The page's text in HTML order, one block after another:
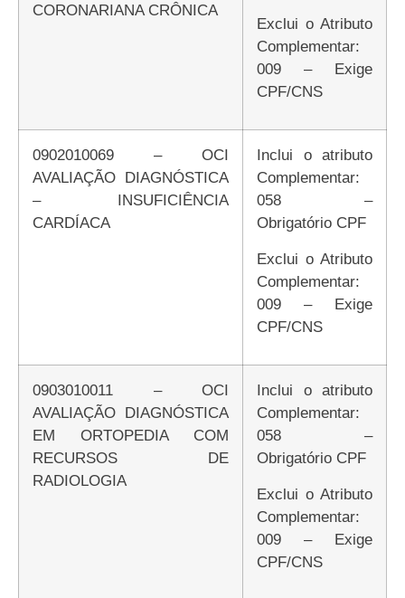
CORONARIANA CRÔNICA
Exclui o Atributo
Complementar:
009 – Exige
CPF/CNS
0902010069 – OCI
AVALIAÇÃO DIAGNÓSTICA
– INSUFICIÊNCIA
CARDÍACA
Inclui o atributo
Complementar:
058 –
Obrigatório CPF
Exclui o Atributo
Complementar:
009 – Exige
CPF/CNS
0903010011 – OCI
AVALIAÇÃO DIAGNÓSTICA
EM ORTOPEDIA COM
RECURSOS DE
RADIOLOGIA
Inclui o atributo
Complementar:
058 –
Obrigatório CPF
Exclui o Atributo
Complementar:
009 – Exige
CPF/CNS